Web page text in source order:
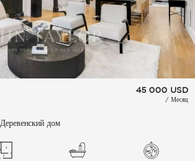
45 000 USD
/ Месяц
Деревенский дом